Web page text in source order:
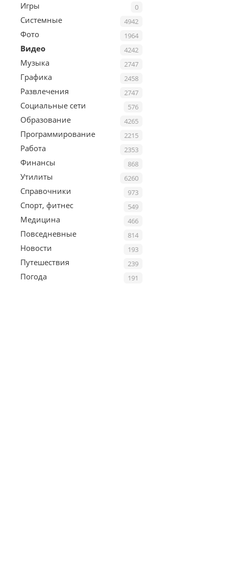
0
Игры
4942
Системные
1964
Фото
4242
Видео
2747
Музыка
2458
Графика
2747
Развлечения
576
Социальные сети
4265
Образование
2215
Программирование
2353
Работа
868
Финансы
6260
Утилиты
973
Справочники
549
Спорт, фитнес
466
Медицина
814
Повседневные
193
Новости
239
Путешествия
191
Погода